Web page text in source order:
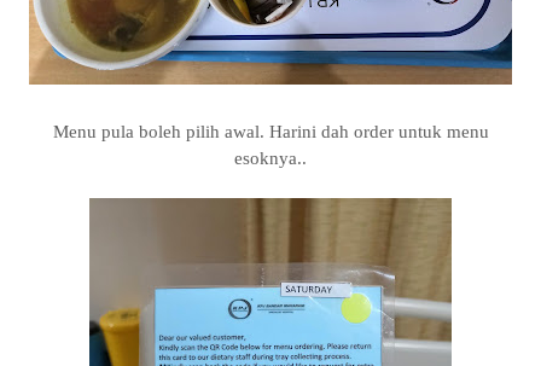
Menu pula boleh pilih awal. Harini dah order untuk menu
esoknya..